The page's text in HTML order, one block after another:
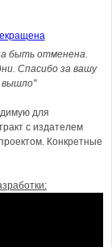
быть отменена.
Спасибо за вашу
вышло"
для
с издателем
Конкретные